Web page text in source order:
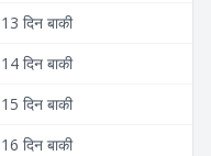
13 दिन बाकी
14 दिन बाकी
15 दिन बाकी
16 दिन बाकी